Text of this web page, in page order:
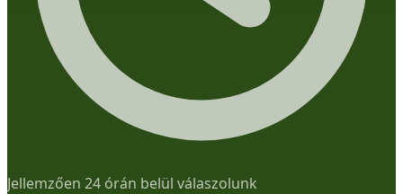
Jellemzően 24 órán belül válaszolunk